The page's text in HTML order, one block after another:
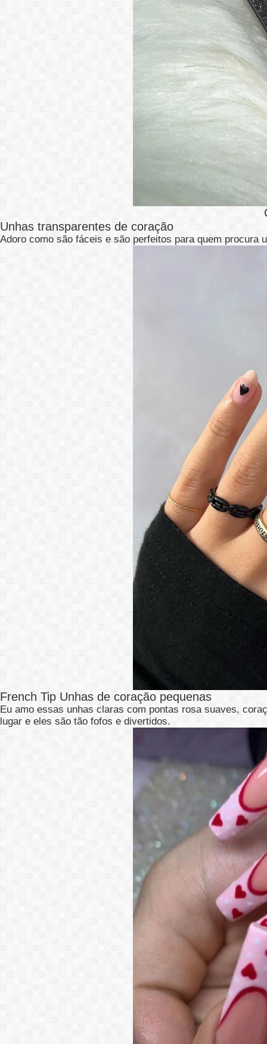
Unhas transparentes de coração
Adoro como são fáceis e são perfeitos para quem procura
French Tip Unhas de coração pequenas
Eu amo essas unhas claras com pontas rosa suaves,
lugar e eles são tão fofos e divertidos.